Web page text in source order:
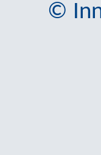
©